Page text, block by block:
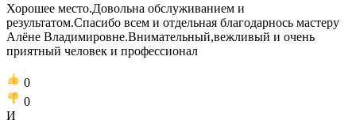
Хорошее место.Довольна обслуживанием и
результатом.Спасибо всем и отдельная благодарнось мастеру
Алёне Владимировне.Внимательный,вежливый и очень
приятный человек и профессионал
0
0
И